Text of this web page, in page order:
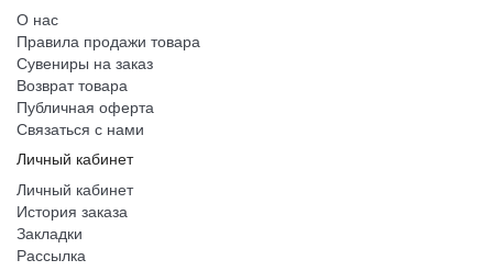
О нас
Правила продажи товара
Сувениры на заказ
Возврат товара
Публичная оферта
Связаться с нами
Личный кабинет
Личный кабинет
История заказа
Закладки
Рассылка